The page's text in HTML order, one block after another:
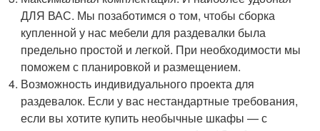
ДЛЯ ВАС. Мы позаботимся о том, чтобы сборка
купленной у нас мебели для раздевалки была
предельно простой и легкой. При необходимости мы
поможем с планировкой и размещением.
Возможность индивидуального проекта для
раздевалок. Если у вас нестандартные требования,
если вы хотите купить необычные шкафы — с